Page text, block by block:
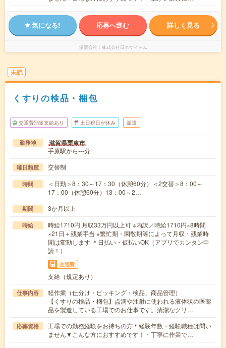
気になる! 応募へ進む 詳しく見る
派遣会社 株式会社日本ケイテム
未読
くすりの検品・梱包
交通費別途支給あり 土日祝日が休み 派遣
勤務地 滋賀県栗東市
手原駅から---分
曜日頻度 交替制
時間
＜日勤＞8：30～17：30（休憩60分）＜2交替＞8：00～
17：00（休憩60分）13：00～2…
期間 3か月以上
時給
時給1710円 月収33万円以上可 ※内訳／時給1710円×8時間
×21日＋残業手当 ※繁忙期・閑散期等によって月収・残業時
間は変動します ＊日払い・仮払いOK（アプリでカンタン申
請！）
交通費
支給（規定あり）
仕事内容
軽作業（仕分け・ピッキング・検品、商品管理）
【くすりの検品・梱包】点滴や注射に使われる液体状の医薬
品を製造している工場でのお仕事です。清潔なクリ…
応募資格
工場での勤務経験をお持ちの方＊経験年数・経験職種は問い
ません▼こんな方におすすめです！・丁寧に作業で…